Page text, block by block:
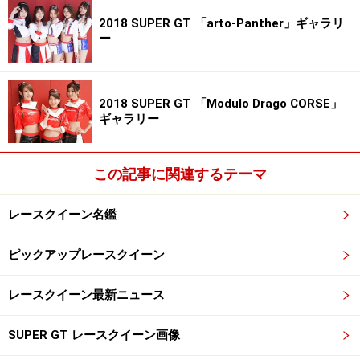
2018 SUPER GT 「arto-Panther」ギャラリ
ー
2018 SUPER GT 「Modulo Drago CORSE」
ギャラリー
この記事に関連するテーマ
レースクイーン名鑑
ピックアップレースクイーン
レースクイーン最新ニュース
SUPER GT レースクイーン画像